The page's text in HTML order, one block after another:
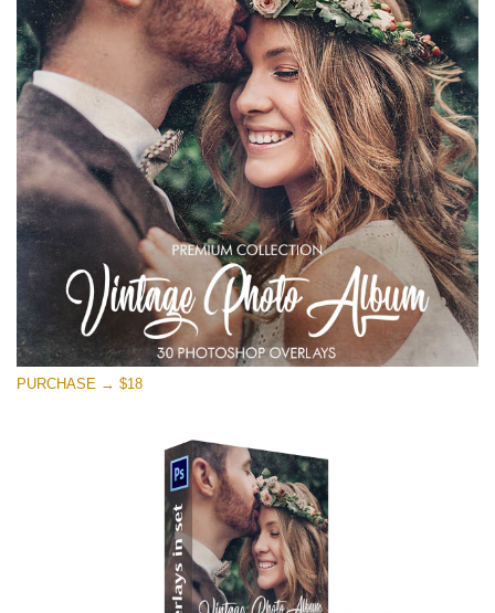
Large 6000*4000px
Entire Collection
(1783 Overlays)
Large 6000*4000px
Free download
PURCHASE → $18